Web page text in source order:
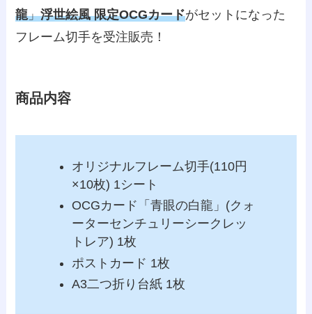
龍」浮世絵風 限定OCGカードがセットになった
フレーム切手を受注販売！
商品内容
オリジナルフレーム切手(110円
×10枚) 1シート
OCGカード「青眼の白龍」(クォ
ーターセンチュリーシークレッ
トレア) 1枚
ポストカード 1枚
A3二つ折り台紙 1枚